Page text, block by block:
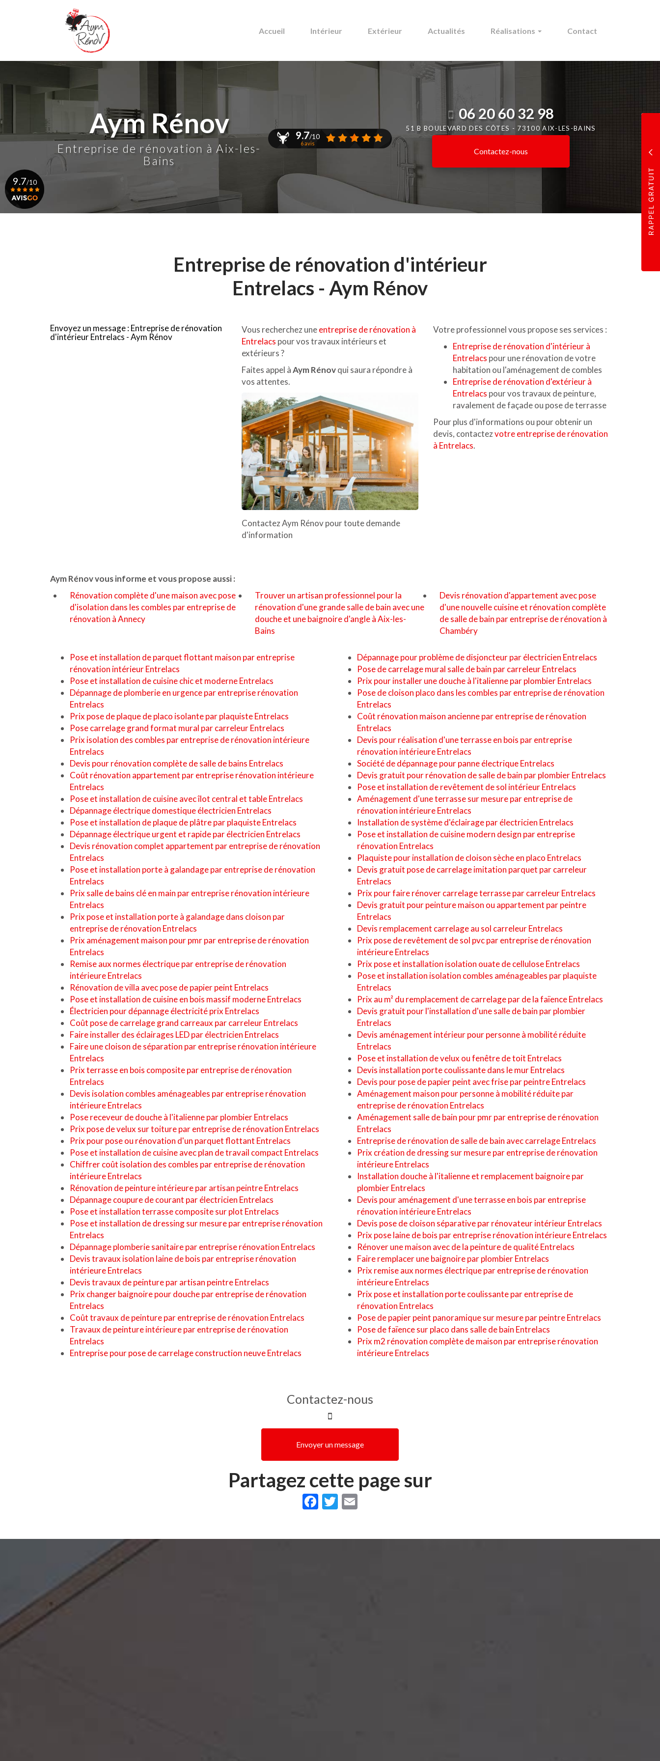
Accueil Intérieur Extérieur Actualités Réalisations Contact
Aym Rénov
Entreprise de rénovation à Aix-les-
Bains
9.7/10
6 avis
06 20 60 32 98
51 B BOULEVARD DES CÔTES - 73100 AIX-LES-BAINS
Contactez-nous
9.7/10
Entreprise de rénovation d'intérieur
Entrelacs - Aym Rénov
Envoyez un message :Entreprise de rénovation
d'intérieur Entrelacs - Aym Rénov
Vous recherchez uneentreprise de rénovation à
Entrelacs pour vos travaux intérieurs et
extérieurs ?
Faites appel àAym Rénovqui saura répondre à
vos attentes.
Contactez Aym Rénov pour toute demande
d'information
Votre professionnel vous propose ses services :
Entreprise de rénovation d'intérieur à
Entrelacs pour une rénovation de votre
habitation ou l'aménagement de combles
Entreprise de rénovation d'extérieur à
Entrelacs pour vos travaux de peinture,
ravalement de façade ou pose de terrasse
Pour plus d'informations ou pour obtenir un
devis, contactezvotre entreprise de rénovation
à Entrelacs.
Aym Rénov vous informe et vous propose aussi :
Rénovation complète d'une maison avec pose
d'isolation dans les combles par entreprise de
rénovation à Annecy
Trouver un artisan professionnel pour la
rénovation d'une grande salle de bain avec une
douche et une baignoire d'angle à Aix-les-
Bains
Devis rénovation d'appartement avec pose
d'une nouvelle cuisine et rénovation complète
de salle de bain par entreprise de rénovation à
Chambéry
Pose et installation de parquet flottant maison par entreprise
rénovation intérieur Entrelacs
Pose et installation de cuisine chic et moderne Entrelacs
Dépannage de plomberie en urgence par entreprise rénovation
Entrelacs
Prix pose de plaque de placo isolante par plaquiste Entrelacs
Pose carrelage grand format mural par carreleur Entrelacs
Prix isolation des combles par entreprise de rénovation intérieure
Entrelacs
Devis pour rénovation complète de salle de bains Entrelacs
Coût rénovation appartement par entreprise rénovation intérieure
Entrelacs
Pose et installation de cuisine avec îlot central et table Entrelacs
Dépannage électrique domestique électricien Entrelacs
Pose et installation de plaque de plâtre par plaquiste Entrelacs
Dépannage électrique urgent et rapide par électricien Entrelacs
Devis rénovation complet appartement par entreprise de rénovation
Entrelacs
Pose et installation porte à galandage par entreprise de rénovation
Entrelacs
Prix salle de bains clé en main par entreprise rénovation intérieure
Entrelacs
Prix pose et installation porte à galandage dans cloison par
entreprise de rénovation Entrelacs
Prix aménagement maison pour pmr par entreprise de rénovation
Entrelacs
Remise aux normes électrique par entreprise de rénovation
intérieure Entrelacs
Rénovation de villa avec pose de papier peint Entrelacs
Pose et installation de cuisine en bois massif moderne Entrelacs
Électricien pour dépannage électricité prix Entrelacs
Coût pose de carrelage grand carreaux par carreleur Entrelacs
Faire installer des éclairages LED par électricien Entrelacs
Faire une cloison de séparation par entreprise rénovation intérieure
Entrelacs
Prix terrasse en bois composite par entreprise de rénovation
Entrelacs
Devis isolation combles aménageables par entreprise rénovation
intérieure Entrelacs
Pose receveur de douche à l'italienne par plombier Entrelacs
Prix pose de velux sur toiture par entreprise de rénovation Entrelacs
Prix pour pose ou rénovation d'un parquet flottant Entrelacs
Pose et installation de cuisine avec plan de travail compact Entrelacs
Chiffrer coût isolation des combles par entreprise de rénovation
intérieure Entrelacs
Rénovation de peinture intérieure par artisan peintre Entrelacs
Dépannage coupure de courant par électricien Entrelacs
Pose et installation terrasse composite sur plot Entrelacs
Pose et installation de dressing sur mesure par entreprise rénovation
Entrelacs
Dépannage plomberie sanitaire par entreprise rénovation Entrelacs
Devis travaux isolation laine de bois par entreprise rénovation
intérieure Entrelacs
Devis travaux de peinture par artisan peintre Entrelacs
Prix changer baignoire pour douche par entreprise de rénovation
Entrelacs
Coût travaux de peinture par entreprise de rénovation Entrelacs
Travaux de peinture intérieure par entreprise de rénovation
Entrelacs
Entreprise pour pose de carrelage construction neuve Entrelacs
Dépannage pour problème de disjoncteur par électricien Entrelacs
Pose de carrelage mural salle de bain par carreleur Entrelacs
Prix pour installer une douche à l'italienne par plombier Entrelacs
Pose de cloison placo dans les combles par entreprise de rénovation
Entrelacs
Coût rénovation maison ancienne par entreprise de rénovation
Entrelacs
Devis pour réalisation d'une terrasse en bois par entreprise
rénovation intérieure Entrelacs
Société de dépannage pour panne électrique Entrelacs
Devis gratuit pour rénovation de salle de bain par plombier Entrelacs
Pose et installation de revêtement de sol intérieur Entrelacs
Aménagement d'une terrasse sur mesure par entreprise de
rénovation intérieure Entrelacs
Installation de système d'éclairage par électricien Entrelacs
Pose et installation de cuisine modern design par entreprise
rénovation Entrelacs
Plaquiste pour installation de cloison sèche en placo Entrelacs
Devis gratuit pose de carrelage imitation parquet par carreleur
Entrelacs
Prix pour faire rénover carrelage terrasse par carreleur Entrelacs
Devis gratuit pour peinture maison ou appartement par peintre
Entrelacs
Devis remplacement carrelage au sol carreleur Entrelacs
Prix pose de revêtement de sol pvc par entreprise de rénovation
intérieure Entrelacs
Prix pose et installation isolation ouate de cellulose Entrelacs
Pose et installation isolation combles aménageables par plaquiste
Entrelacs
Prix au m² du remplacement de carrelage par de la faïence Entrelacs
Devis gratuit pour l'installation d'une salle de bain par plombier
Entrelacs
Devis aménagement intérieur pour personne à mobilité réduite
Entrelacs
Pose et installation de velux ou fenêtre de toit Entrelacs
Devis installation porte coulissante dans le mur Entrelacs
Devis pour pose de papier peint avec frise par peintre Entrelacs
Aménagement maison pour personne à mobilité réduite par
entreprise de rénovation Entrelacs
Aménagement salle de bain pour pmr par entreprise de rénovation
Entrelacs
Entreprise de rénovation de salle de bain avec carrelage Entrelacs
Prix création de dressing sur mesure par entreprise de rénovation
intérieure Entrelacs
Installation douche à l'italienne et remplacement baignoire par
plombier Entrelacs
Devis pour aménagement d'une terrasse en bois par entreprise
rénovation intérieure Entrelacs
Devis pose de cloison séparative par rénovateur intérieur Entrelacs
Prix pose laine de bois par entreprise rénovation intérieure Entrelacs
Rénover une maison avec de la peinture de qualité Entrelacs
Faire remplacer une baignoire par plombier Entrelacs
Prix remise aux normes électrique par entreprise de rénovation
intérieure Entrelacs
Prix pose et installation porte coulissante par entreprise de
rénovation Entrelacs
Pose de papier peint panoramique sur mesure par peintre Entrelacs
Pose de faïence sur placo dans salle de bain Entrelacs
Prix m2 rénovation complète de maison par entreprise rénovation
intérieure Entrelacs
Contactez-nous
Envoyer un message
Partagez cette page sur
Facebook
Twitter